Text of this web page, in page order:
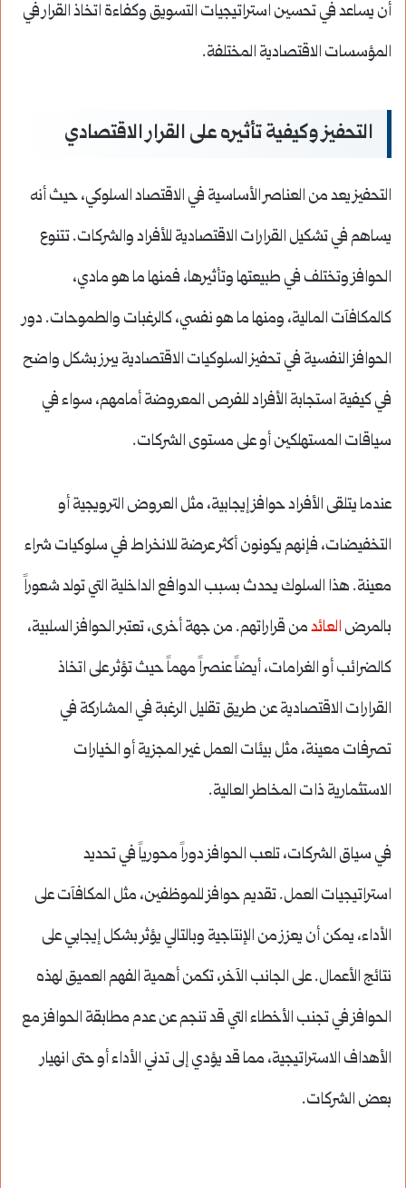
أن يساعد في تحسين استراتيجيات التسويق وكفاءة اتخاذ القرار في
المؤسسات الاقتصادية المختلفة.
التحفيز وكيفية تأثيره على القرار الاقتصادي
التحفيز يعد من العناصر الأساسية في الاقتصاد السلوكي، حيث أنه
يساهم في تشكيل القرارات الاقتصادية للأفراد والشركات. تتنوع
الحوافز وتختلف في طبيعتها وتأثيرها، فمنها ما هو مادي،
كالمكافآت المالية، ومنها ما هو نفسي، كالرغبات والطموحات. دور
الحوافز النفسية في تحفيز السلوكيات الاقتصادية يبرز بشكل واضح
في كيفية استجابة الأفراد للفرص المعروضة أمامهم، سواء في
سياقات المستهلكين أو على مستوى الشركات.
عندما يتلقى الأفراد حوافز إيجابية، مثل العروض الترويجية أو
التخفيضات، فإنهم يكونون أكثر عرضة للانخراط في سلوكيات شراء
معينة. هذا السلوك يحدث بسبب الدوافع الداخلية التي تولد شعوراً
بالمرض العائدمن قراراتهم. من جهة أخرى، تعتبر الحوافز السلبية،
كالضرائب أو الغرامات، أيضاً عنصراً مهماً حيث تؤثر على اتخاذ
القرارات الاقتصادية عن طريق تقليل الرغبة في المشاركة في
تصرفات معينة، مثل بيئات العمل غير المجزية أو الخيارات
الاستثمارية ذات المخاطر العالية.
في سياق الشركات، تلعب الحوافز دوراً محورياً في تحديد
استراتيجيات العمل. تقديم حوافز للموظفين، مثل المكافآت على
الأداء، يمكن أن يعزز من الإنتاجية وبالتالي يؤثر بشكل إيجابي على
نتائج الأعمال. على الجانب الآخر، تكمن أهمية الفهم العميق لهذه
الحوافز في تجنب الأخطاء التي قد تنجم عن عدم مطابقة الحوافز مع
الأهداف الاستراتيجية، مما قد يؤدي إلى تدني الأداء أو حتى انهيار
بعض الشركات.